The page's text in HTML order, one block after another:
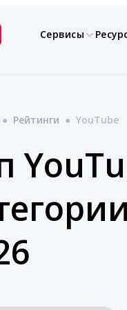
Сервисы
● Рейтинги ● YouTube